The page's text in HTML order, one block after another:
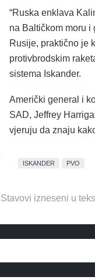
“Ruska enklava
na Baltičkom moru i
Rusije, praktično je
protivbrodskim
sistema Iskander.
Američki general i
SAD, Jeffrey
vjeruju da znaju
ISKANDER PVO
Stavovi izneseni u